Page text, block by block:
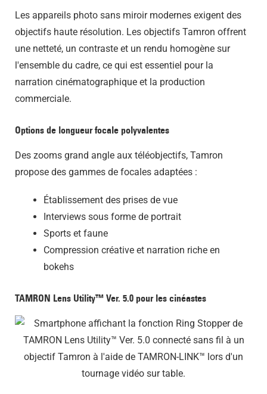
Les appareils photo sans miroir modernes exigent des
objectifs haute résolution. Les objectifs Tamron offrent
une netteté, un contraste et un rendu homogène sur
l'ensemble du cadre, ce qui est essentiel pour la
narration cinématographique et la production
commerciale.
Options de longueur focale polyvalentes
Des zooms grand angle aux téléobjectifs, Tamron
propose des gammes de focales adaptées :
Établissement des prises de vue
Interviews sous forme de portrait
Sports et faune
Compression créative et narration riche en
bokehs
TAMRON Lens Utility™ Ver. 5.0 pour les cinéastes